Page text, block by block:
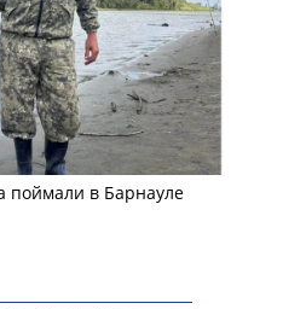
поймали в Барнауле